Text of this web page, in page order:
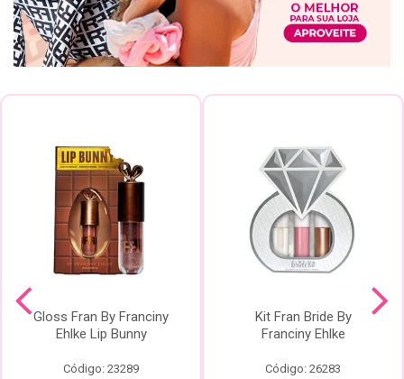
Gloss Fran By Franciny
Ehlke Lip Bunny
Código: 23289
Kit Fran Bride By
Franciny Ehlke
Código: 26283